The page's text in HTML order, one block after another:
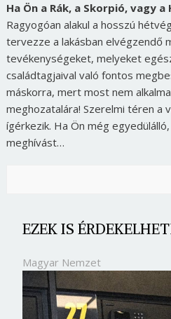
Ha Ön a Rák, a Skorpió, vagy
Ragyogóan alakul a hosszú
tervezze a lakásban elvégzendő
tevékenységeket, melyeket
családtagjaival való fontos
máskorra, mert most nem
meghozatalára! Szerelmi téren a
ígérkezik. Ha Ön még
meghívást…
EZEK IS
Magyar Nemzet